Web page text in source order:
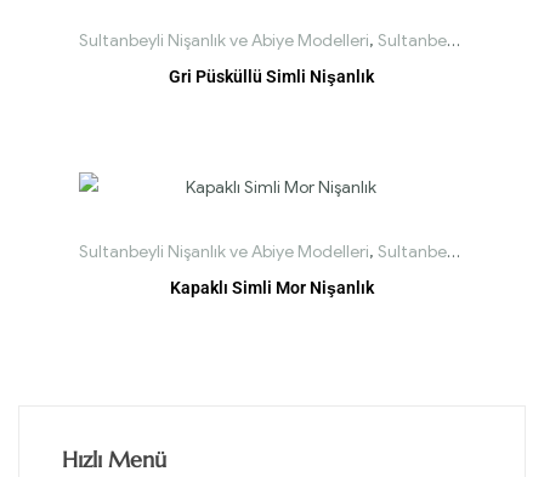
Sultanbeyli Nişanlık ve Abiye Modelleri, Sultanbeyli Straplez Nişanlık Modelleri
Gri Püsküllü Simli Nişanlık
Sultanbeyli Nişanlık ve Abiye Modelleri, Sultanbeyli Tesettür Nişanlık Modelleri
Kapaklı Simli Mor Nişanlık
Hızlı Menü